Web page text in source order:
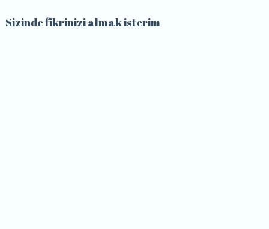
Sizinde fikrinizi almak isterim